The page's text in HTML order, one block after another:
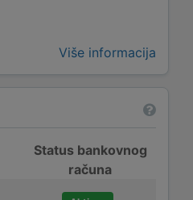
Više informacija
Status bankovnog
računa